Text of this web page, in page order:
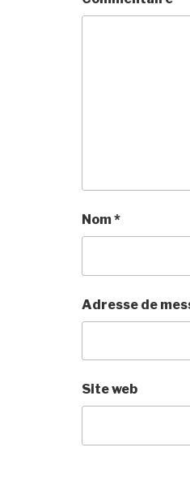
Nom*
Adresse de
Site web